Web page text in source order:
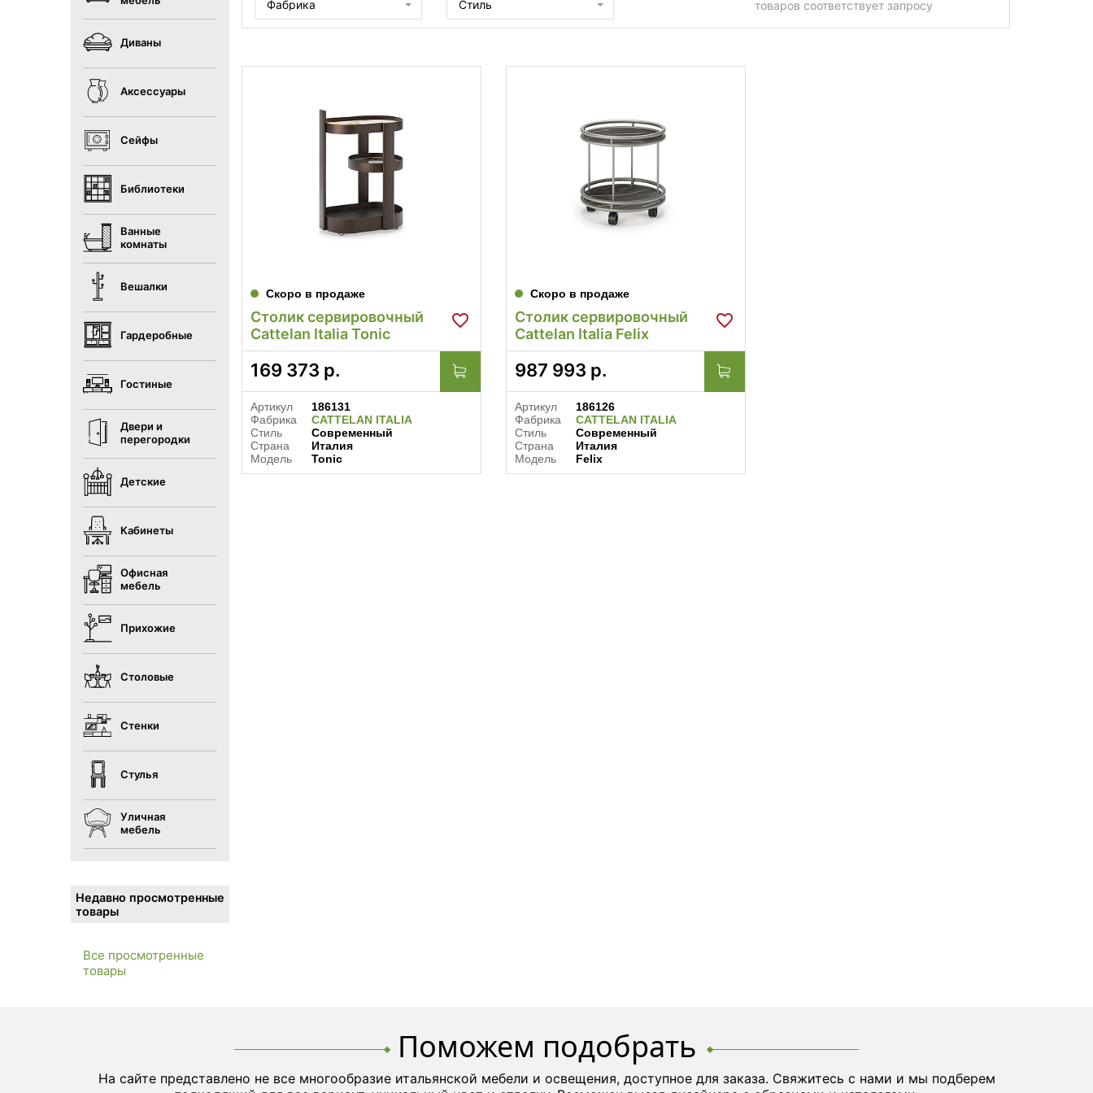
Диваны
Аксессуары
Сейфы
Библиотеки
Ванные
комнаты
Вешалки
Гардеробные
Гостиные
Двери и
перегородки
Детские
Кабинеты
Офисная
мебель
Прихожие
Столовые
Стенки
Стулья
Уличная
мебель
Недавно просмотренные
товары
Все просмотренные
товары
Фабрика Стиль товаров соответствует запросу
Скоро в продаже
Столик сервировочный
Cattelan Italia Tonic
169 373 р.
Артикул
186131
Фабрика
CATTELAN ITALIA
Стиль
Современный
Страна
Италия
Модель
Tonic
Скоро в продаже
Столик сервировочный
Cattelan Italia Felix
987 993 р.
Артикул
186126
Фабрика
CATTELAN ITALIA
Стиль
Современный
Страна
Италия
Модель
Felix
Поможем подобрать
На сайте представлено не все многообразие итальянской мебели и освещения, доступное для заказа. Свяжитесь с нами и мы подберем